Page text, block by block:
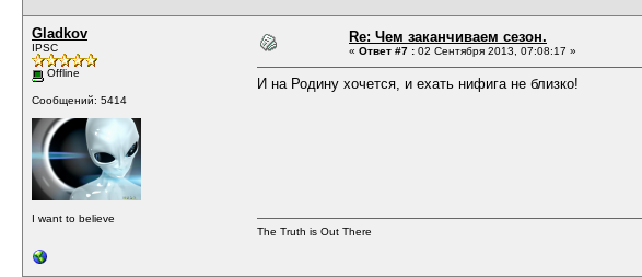
Gladkov
IPSC
Offline
Сообщений: 5414
I want to believe
Re: Чем заканчиваем сезон.
« Ответ #7 : 02 Сентября 2013, 07:08:17 »
И на Родину хочется, и ехать нифига не близко!
The Truth is Out There